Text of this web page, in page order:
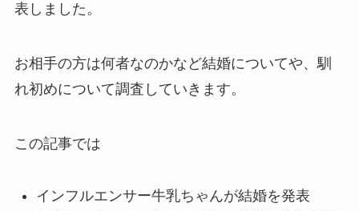
表しました。
お相手の方は何者なのかなど結婚についてや、馴
れ初めについて調査していきます。
この記事では
インフルエンサー牛乳ちゃんが結婚を発表